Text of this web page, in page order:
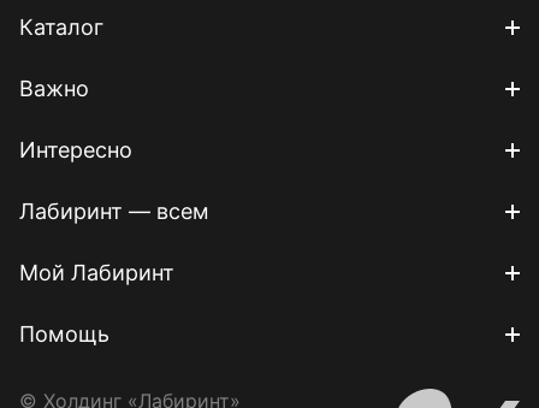
Каталог
Важно
Интересно
Лабиринт — всем
Мой Лабиринт
Помощь
© Холдинг «Лабиринт»